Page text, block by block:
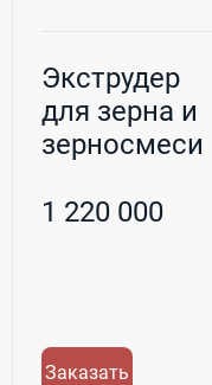
Экструдер
для зерна и
зерносмеси
1 220 000
Заказать